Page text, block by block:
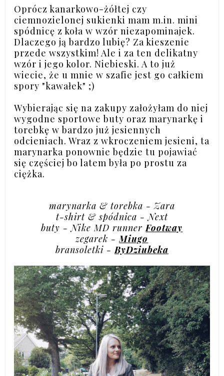
Oprócz kanarkowo-żółtej czy
ciemnozielonej sukienki mam m.in. mini
spódnicę z koła w wzór niezapominajek.
Dlaczego ją bardzo lubię? Za kieszenie
przede wszystkim! Ale i za ten delikatny
wzór i jego kolor. Niebieski. A to już
wiecie, że u mnie w szafie jest go całkiem
spory "kawałek" ;)
Wybierając się na zakupy założyłam do niej
wygodne sportowe buty oraz marynarkę i
torebkę w bardzo już jesiennych
odcieniach. Wraz z wkroczeniem jesieni, ta
marynarka ponownie będzie tu pojawiać
się częściej bo latem była po prostu za
ciężka.
marynarka & torebka - Zara
t-shirt & spódnica - Next
buty - Nike MD runnerFootway
zegarek -Miugo
bransoletki -ByDziubeka